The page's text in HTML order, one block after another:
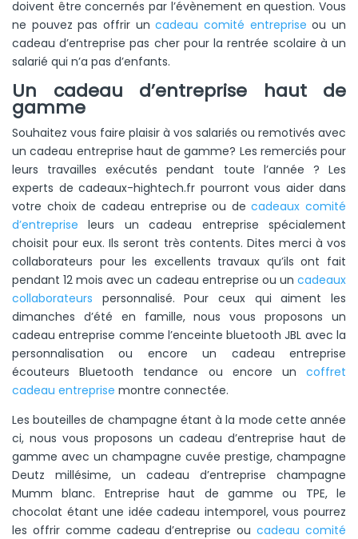
doivent être concernés par l’évènement en question. Vous
ne pouvez pas offrir uncadeau comité entreprise ou un
cadeau d’entreprise pas cher pour la rentrée scolaire à un
salarié qui n’a pas d’enfants.
Un cadeau d’entreprise haut de
gamme
Souhaitez vous faire plaisir à vos salariés ou remotivés avec
un cadeau entreprise haut de gamme? Les remerciés pour
leurs travailles exécutés pendant toute l’année ? Les
experts de cadeaux-hightech.fr pourront vous aider dans
votre choix de cadeau entreprise ou decadeaux comité
d’entreprise leurs un cadeau entreprise spécialement
choisit pour eux. Ils seront très contents. Dites merci à vos
collaborateurs pour les excellents travaux qu’ils ont fait
pendant 12 mois avec un cadeau entreprise ou un cadeaux
collaborateurs personnalisé. Pour ceux qui aiment les
dimanches d’été en famille, nous vous proposons un
cadeau entreprise comme l’enceinte bluetooth JBL avec la
personnalisation ou encore un cadeau entreprise
écouteurs Bluetooth tendance ou encore un coffret
cadeau entreprise montre connectée.
Les bouteilles de champagne étant à la mode cette année
ci, nous vous proposons un cadeau d’entreprise haut de
gamme avec un champagne cuvée prestige, champagne
Deutz millésime, un cadeau d’entreprise champagne
Mumm blanc. Entreprise haut de gamme ou TPE, le
chocolat étant une idée cadeau intemporel, vous pourrez
les offrir comme cadeau d’entreprise oucadeau comité